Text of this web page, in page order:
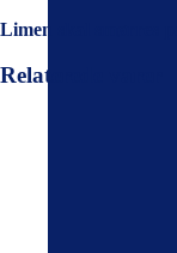
Limen skal smørres
Relaterede varer